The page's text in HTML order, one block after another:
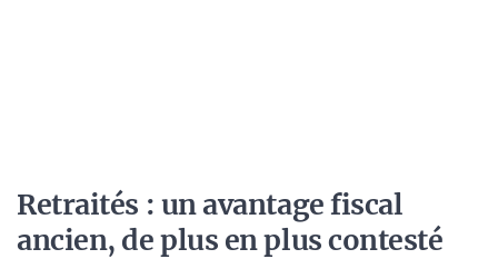
Retraités : un avantage fiscal
ancien, de plus en plus contesté